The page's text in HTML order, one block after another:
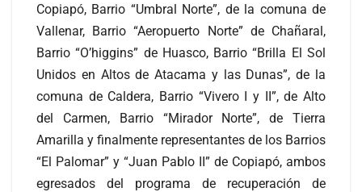
Copiapó, Barrio “Umbral Norte”, de la comuna de
Vallenar, Barrio “Aeropuerto Norte” de Chañaral,
Barrio “O’higgins” de Huasco, Barrio “Brilla El Sol
Unidos en Altos de Atacama y las Dunas”, de la
comuna de Caldera, Barrio “Vivero I y II”, de Alto
del Carmen, Barrio “Mirador Norte”, de Tierra
Amarilla y finalmente representantes de los Barrios
“El Palomar” y “Juan Pablo II” de Copiapó, ambos
egresados del programa de recuperación de